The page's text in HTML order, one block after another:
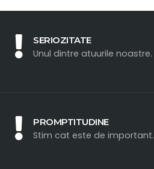
SERIOZITATE
Unul dintre atuurile noastre.
PROMPTITUDINE
Stim cat este de important.